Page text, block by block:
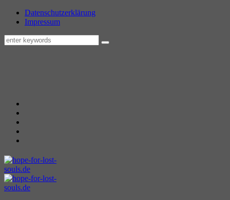
Datenschutzerklärung
Impressum